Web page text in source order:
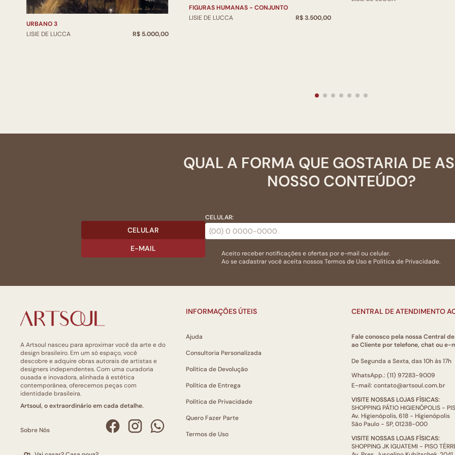
URBANO 3
LISIE DE LUCCA
R$ 5.000,00
FIGURAS HUMANAS - CONJUNTO
LISIE DE LUCCA
R$ 3.500,00
QUAL A FORMA QUE GOSTARIA DE
NOSSO CONTEÚDO?
CELULAR
E-MAIL
CELULAR:
Aceito receber notificações e ofertas por e-mail ou celular.
Ao se cadastrar você aceita nossosTermos de Usoe Politica de Privacidade.
A Artsoul nasceu para aproximar você da arte e do
design brasileiro. Em um só espaço, você
descobre e adquire obras autorais de artistas e
designers independentes. Com uma curadoria
ousada e inovadora, alinhada à estética
contemporânea, oferecemos peças com
identidade brasileira.
Artsoul, o extraordinário em cada detalhe.
Sobre Nós
INFORMAÇÕES ÚTEIS
Ajuda
Consultoria Personalizada
Política de Devolução
Política de Entrega
Política de Privacidade
Quero Fazer Parte
Termos de Uso
CENTRAL DE ATENDIMENTO
Fale conosco pela nossa Central
ao Cliente por telefone, chat ou e-
De Segunda a Sexta, das 10h às 17h
WhatsApp.: (11) 97283-9009
E-mail: contato@artsoul.com.br
VISITE NOSSAS LOJAS FÍSICAS:
SHOPPING PÁTIO HIGIENÓPOLIS -
Av. Higienópolis, 618 - Higienópolis
São Paulo - SP, 01238-000
VISITE NOSSAS LOJAS FÍSICAS:
SHOPPING JK IGUATEMI - PISO